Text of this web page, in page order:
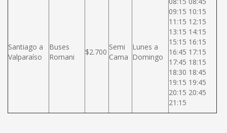
Santiago a
Valparaíso
Buses
Romani
$2.700
Semi
Cama
Lunes a
Domingo
09:15 10:15
11:15 12:15
13:15 14:15
15:15 16:15
16:45 17:15
17:45 18:15
18:30 18:45
19:15 19:45
20:15 20:45
21:15